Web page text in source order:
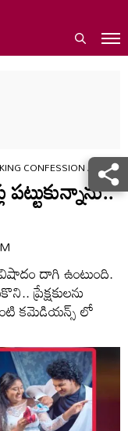
CONFESSION
దాగి ఉంటుంది.
ప్రేక్షకులను
కమెడియన్స్ లో